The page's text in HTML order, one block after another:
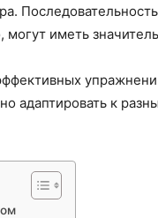
иметь
адаптировать к